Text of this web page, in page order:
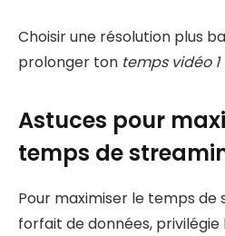
Choisir une résolution plus
prolonger ton temps vidéo 1
Astuces pour
temps de
Pour maximiser le temps
forfait de données,